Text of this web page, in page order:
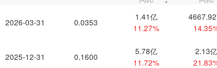
2026-03-31
2025-12-31
0.0353
1.41亿
11.27%
0.1600
5.78亿
11.72%
2.13亿